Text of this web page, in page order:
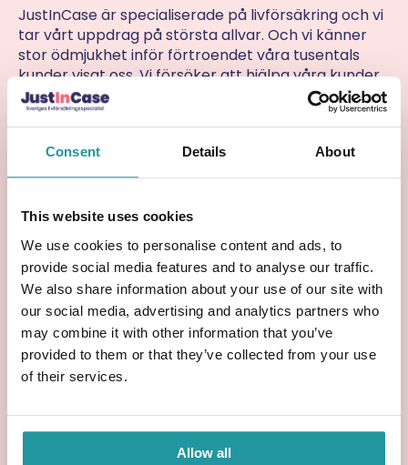
Consent Details About
This website uses cookies
We use cookies to personalise content and ads, to
provide social media features and to analyse our traffic.
We also share information about your use of our site with
our social media, advertising and analytics partners who
may combine it with other information that you’ve
provided to them or that they’ve collected from your use
of their services.
Allow all
JustInCase är specialiserade på livförsäkring och vi
tar vårt uppdrag på största allvar. Och vi känner
stor ödmjukhet inför förtroendet våra tusentals
kunder visat oss. Vi försöker att hjälpa våra kunder
att hitta rätt skydd, med fokus på
enkla, tydliga
och prisvärda livförsäkringar
. Vårt mål är att
vändning.
Öka kunskapen om livförsäkringar i Sverige
Ge rådgivning som är enkel att förstå
Säkerställa att familjer har rätt nivå av skydd
Varför vi gör det vi gör
– Det handlar om mer än siffror och
kan bo kvar i sitt hem, att bolånet inte
blir en börda, och att sorgeperioden inte